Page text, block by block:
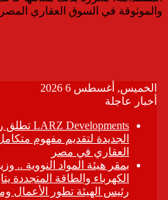
والموثوقة في السوق العقاري